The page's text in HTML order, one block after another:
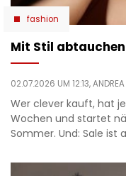
fashion
Mit Stil
02.07.2026 UM 12:13,
Wer clever kauft, hat
Wochen und startet
Sommer. Und: Sale ist